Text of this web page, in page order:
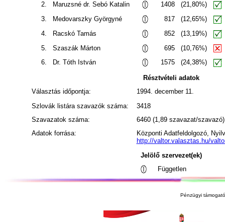
2.
Maruzsné dr. Sebó Katalin 1408 (21,80%)
3.
Medovarszky Györgyné 817 (12,65%)
4.
Racskó Tamás 852 (13,19%)
5.
Szaszák Márton 695
(10,76%)
6.
Dr. Tóth István 1575 (24,38%)
Résztvételi adatok
Választás időpontja:
1994. december 11.
Szlovák listára szavazók száma:
3418
Szavazatok száma:
6460 (1,89 szavazat/szavazó)
Adatok forrása:
Központi Adatfeldolgozó,
http://valtor.valasztas.hu/
Jelölő szervezet(ek)
Független
Pénzügyi